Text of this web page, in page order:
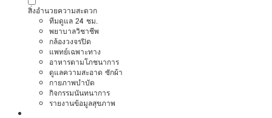
สิ่งอำนวยความสะดวก
ทีมดูแล 24 ชม.
พยาบาลวิชาชีพ
กล้องวงจรปิด
แพทย์เฉพาะทาง
อาหารตามโภชนาการ
ดูแลความสะอาด ซักผ้า
กายภาพบำบัด
กิจกรรมนันทนาการ
รายงานข้อมูลสุขภาพ